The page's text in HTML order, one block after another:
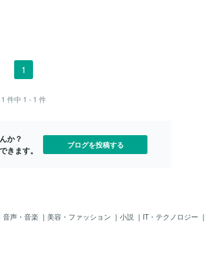
1
1 件中 1 - 1 件
か？
きます。
ブログを投稿する
音声・音楽 ｜ 美容・ファッション ｜ 小説 ｜ IT・テクノロジー ｜